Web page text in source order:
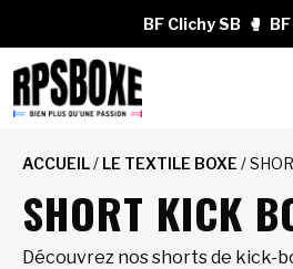
BF Clichy SB 🥊
ACCUEIL/ LE TEXTILE BOXE /
SHORT KICK
Découvrez nos shorts de kick-